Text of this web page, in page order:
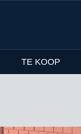
TE KOOP